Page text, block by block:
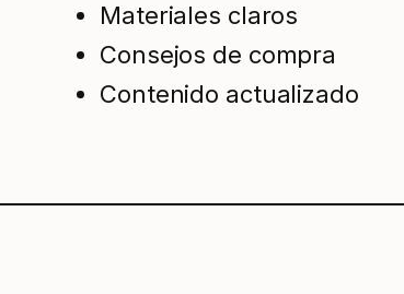
Materiales claros
Consejos de compra
Contenido actualizado